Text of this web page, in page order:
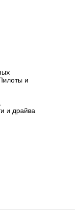
и
и драйва